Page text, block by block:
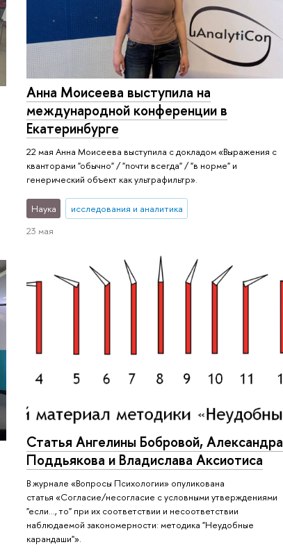
Анна Моисеева выступила на
международной конференции в
Екатеринбурге
22 мая Анна Моисеева выступила с докладом «Выражения с
кванторами "обычно" / "почти всегда" / "в норме" и
генерический объект как ультрафильтр».
Наука
исследования и аналитика
23 мая
Статья Ангелины Бобровой, Александра
Поддьякова и Владислава Аксиотиса
В журнале «Вопросы Психологии» опуликована
статья «Согласие/несогласие с условными утверждениями
"если…, то" при их соответствии и несоответствии
наблюдаемой закономерности: методика "Неудобные
карандаши"».